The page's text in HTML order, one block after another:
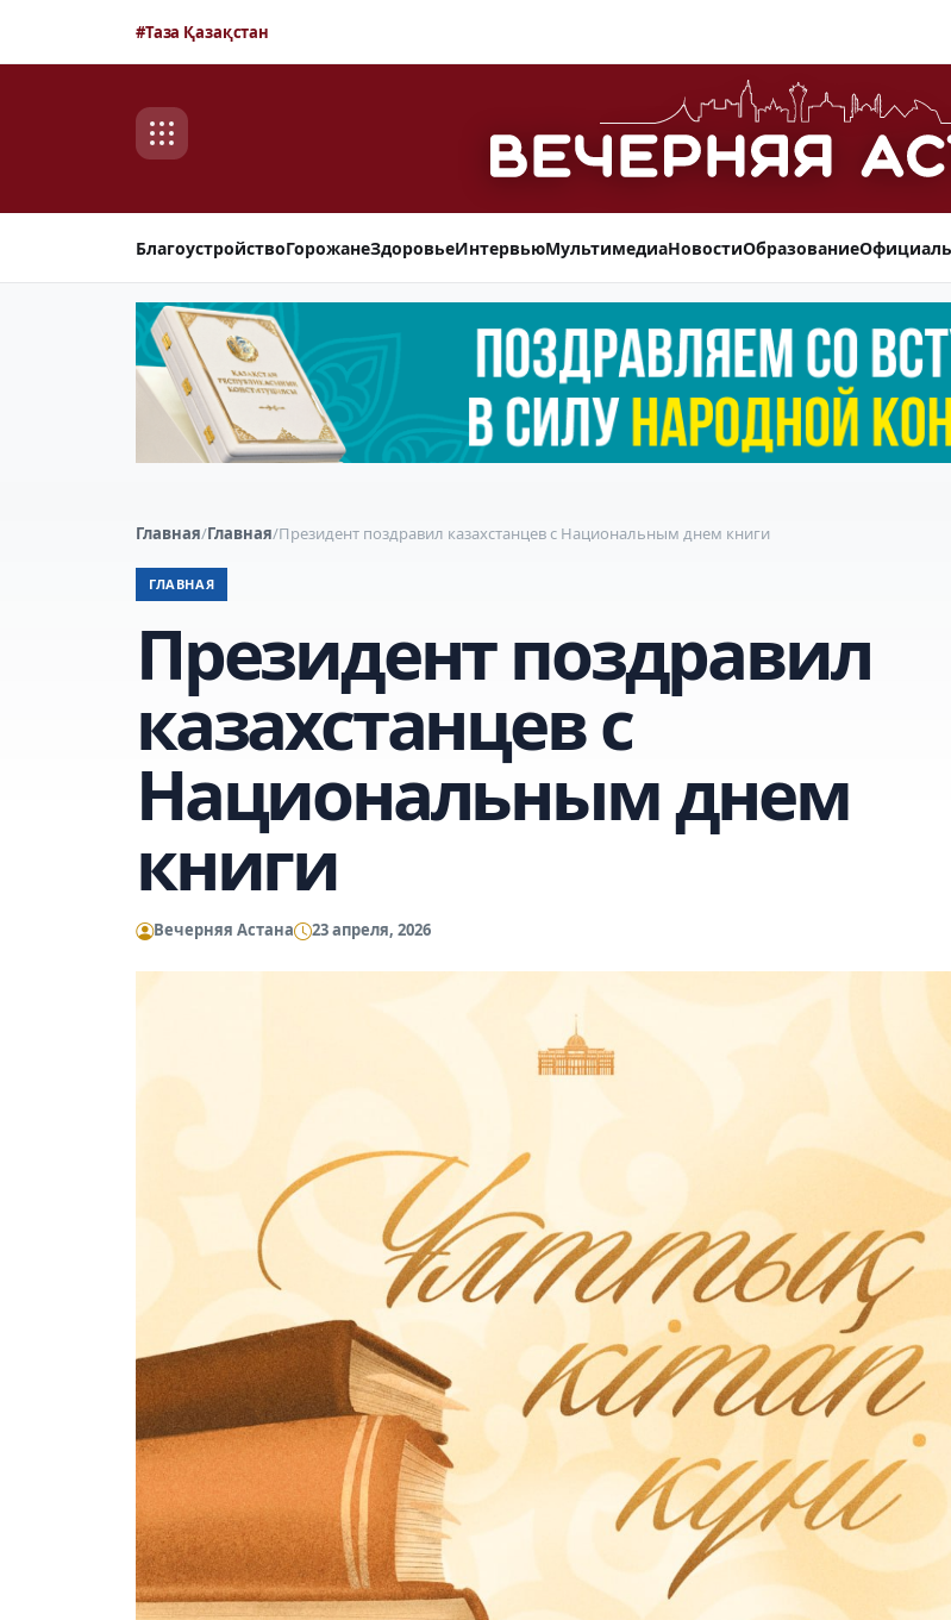
#Таза Қазақстан
БлагоустройствоГорожанеЗдоровьеИнтервьюМультимедиаНовостиОбразование
Главная/Главная/Президент поздравил казахстанцев с Национальным днем книги
ГЛАВНАЯ
Президент поздравил
казахстанцев с
Национальным днем
книги
Вечерняя Астана 23 апреля, 2026